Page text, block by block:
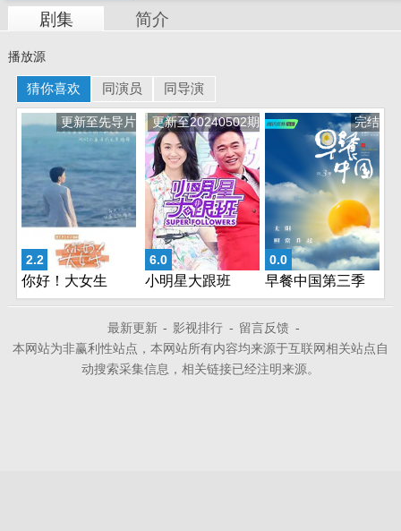
剧集 简介
播放源
猜你喜欢 同演员 同导演
2.2
更新至先导片
你好！大女生
6.0
更新至20240502期
小明星大跟班
0.0
完结
早餐中国第三季
最新更新 - 影视排行 - 留言反馈 -
本网站为非赢利性站点，本网站所有内容均来源于互联网相关站点自
动搜索采集信息，相关链接已经注明来源。